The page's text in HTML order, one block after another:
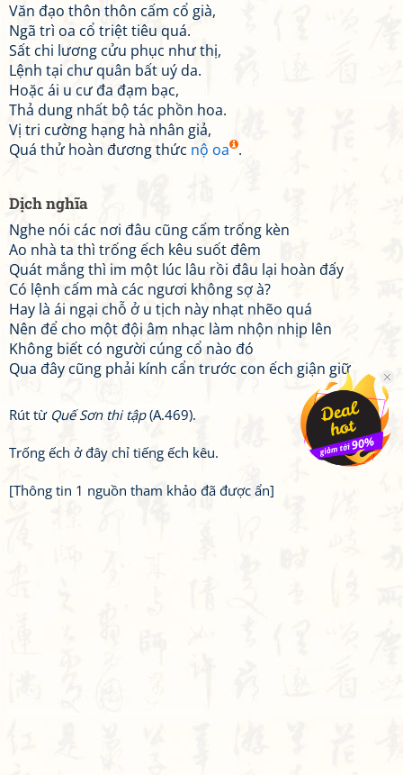
Văn đạo thôn thôn cấm cổ già,
Ngã trì oa cổ triệt tiêu quá.
Sất chi lương cửu phục như thị,
Lệnh tại chư quân bất uý da.
Hoặc ái u cư đa đạm bạc,
Thả dung nhất bộ tác phồn hoa.
Vị tri cường hạng hà nhân giả,
Quá thử hoàn đương thức nộ oa .
Dịch nghĩa
Nghe nói các nơi đâu cũng cấm trống kèn
Ao nhà ta thì trống ếch kêu suốt đêm
Quát mắng thì im một lúc lâu rồi đâu lại hoàn đấy
Có lệnh cấm mà các ngươi không sợ à?
Hay là ái ngại chỗ ở u tịch này nhạt nhẽo quá
Nên để cho một đội âm nhạc làm nhộn nhịp lên
Không biết có người cúng cổ nào đó
Qua đây cũng phải kính cẩn trước con ếch giận giữ
Rút từ Quế Sơn thi tập(A.469).
Trống ếch ở đây chỉ tiếng ếch kêu.
[Thông tin 1 nguồn tham khảo đã được ẩn]